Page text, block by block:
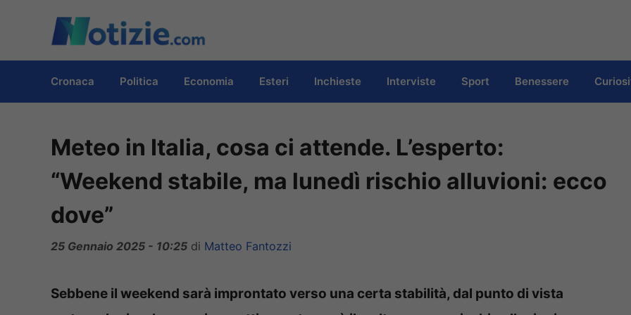
contenuto
Cronaca Politica Economia Esteri Inchieste Interviste Sport Benessere
Meteo in Italia, cosa ci attende. L’esperto:
“Weekend stabile, ma lunedì rischio alluvioni: ecco
dove”
25 Gennaio 2025 - 10:25 di Matteo Fantozzi
Sebbene il weekend sarà improntato verso una certa stabilità, dal punto di vista